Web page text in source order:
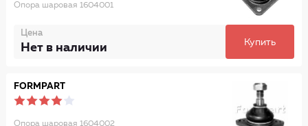
Опора шаровая 1604001
Цена
Нет в наличии Купить
FORMPART
Опора шаровая 1604002